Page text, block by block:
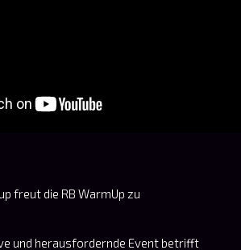
freut die RB WarmUp zu
und herausfordernde Event betrifft